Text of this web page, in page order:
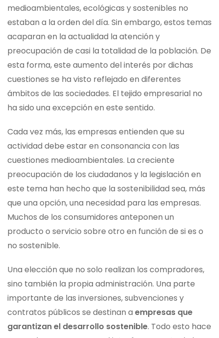
medioambientales, ecológicas y sostenibles no
estaban a la orden del día. Sin embargo, estos temas
acaparan en la actualidad la atención y
preocupación de casi la totalidad de la población. De
esta forma, este aumento del interés por dichas
cuestiones se ha visto reflejado en diferentes
ámbitos de las sociedades. El tejido empresarial no
ha sido una excepción en este sentido.
Cada vez más, las empresas entienden que su
actividad debe estar en consonancia con las
cuestiones medioambientales. La creciente
preocupación de los ciudadanos y la legislación en
este tema han hecho que la sostenibilidad sea, más
que una opción, una necesidad para las empresas.
Muchos de los consumidores anteponen un
producto o servicio sobre otro en función de si es o
no sostenible.
Una elección que no solo realizan los compradores,
sino también la propia administración. Una parte
importante de las inversiones, subvenciones y
contratos públicos se destinan a empresas que
garantizan el desarrollo sostenible. Todo esto hace